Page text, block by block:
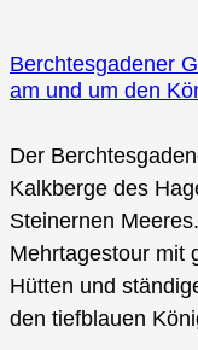
Berchtesgadener
am und um den
Der
Kalkberge des
Steinernen
Mehrtagestour mit
Hütten und
den tiefblauen